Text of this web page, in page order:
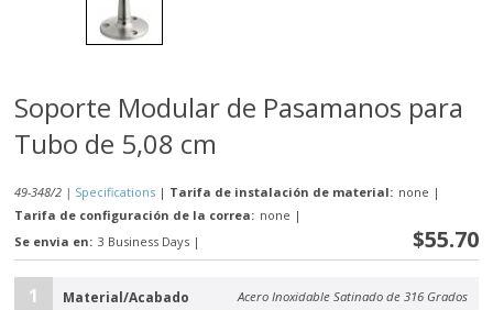
Soporte Modular de Pasamanos para
Tubo de 5,08 cm
49-348/2 | Specifications | Tarifa de instalación de material: none |
Tarifa de configuración de la correa: none |
Se envia en: 3 Business Days | $55.70
1 Material/Acabado Acero Inoxidable Satinado de 316 Grados